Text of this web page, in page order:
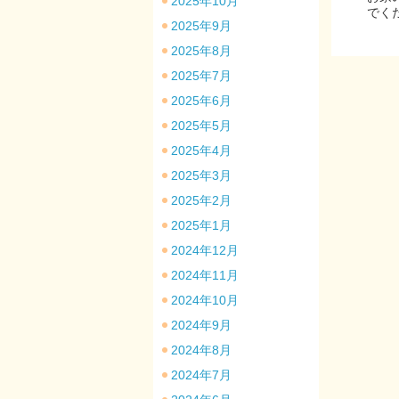
でく
2025年9月
2025年8月
2025年7月
2025年6月
2025年5月
2025年4月
2025年3月
2025年2月
2025年1月
2024年12月
2024年11月
2024年10月
2024年9月
2024年8月
2024年7月